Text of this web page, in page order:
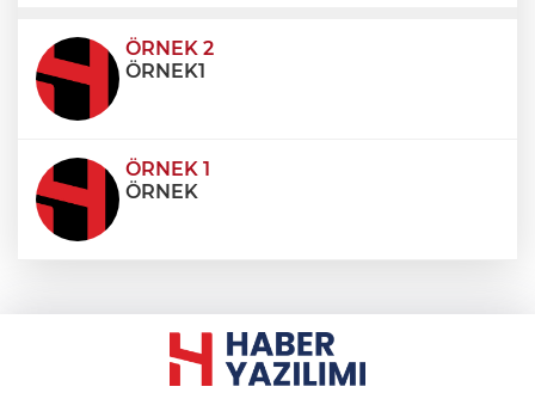
condimentum eros et, faucibus sapien. Praese
ÖRNEK 2
ÖRNEK1
ÖRNEK 1
ÖRNEK